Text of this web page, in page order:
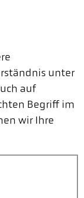
unter
auf
Begriff im
wir Ihre